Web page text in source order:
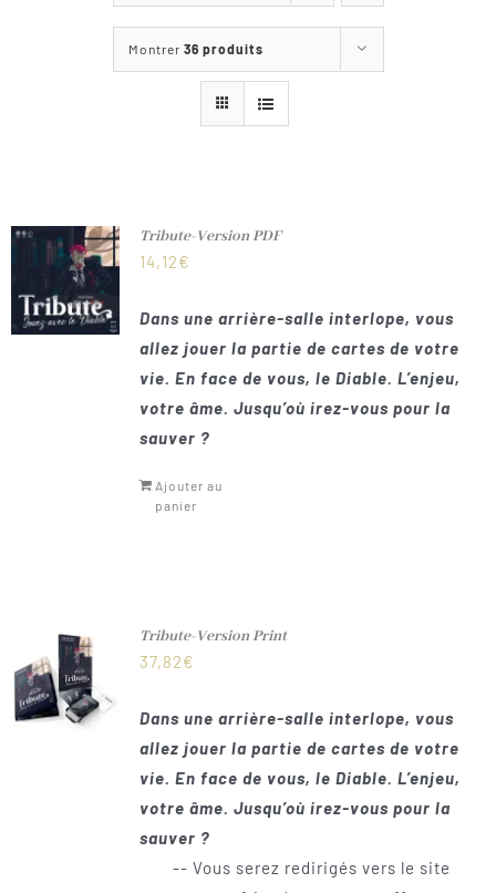
Contact
Montrer 36 produits
Tribute-Version PDF
14,12€
Dans une arrière-salle interlope, vous
allez jouer la partie de cartes de votre
vie. En face de vous, le Diable. L’enjeu,
votre âme. Jusqu’où irez-vous pour la
sauver ?
Ajouter au
panier
Tribute-Version Print
37,82€
Dans une arrière-salle interlope, vous
allez jouer la partie de cartes de votre
vie. En face de vous, le Diable. L’enjeu,
votre âme. Jusqu’où irez-vous pour la
sauver ?
-- Vous serez redirigés vers le site